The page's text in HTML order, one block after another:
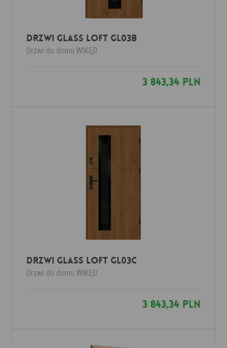
Drzwi Glass Loft GL03b
Drzwi do domu WIKĘD
3 843,34 PLN
Drzwi Glass Loft GL03c
Drzwi do domu WIKĘD
3 843,34 PLN